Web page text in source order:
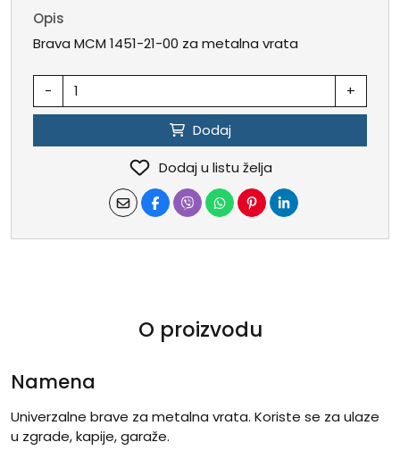
Opis
Brava MCM 1451-21-00 za metalna vrata
- +
Dodaj
Dodaj u listu želja
O proizvodu
Namena
Univerzalne brave za metalna vrata. Koriste se za ulaze
u zgrade, kapije, garaže.